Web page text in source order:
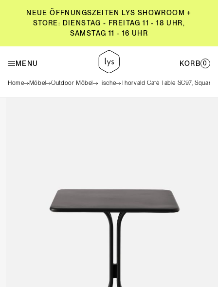
NEUE ÖFFNUNGSZEITEN LYS SHOWROOM +
STORE: DIENSTAG - FREITAG 11 - 18 UHR,
SAMSTAG 11 - 16 UHR
MENU KORB 0
STORE: DIENSTAG - FREITAG 11 - 18 UHR,
SAMSTAG 11 - 16 UHR
Home Möbel Outdoor Möbel Tische Thorvald Café Table SC97,